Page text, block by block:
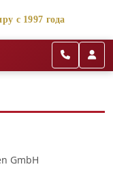
с 1997 года
GmbH